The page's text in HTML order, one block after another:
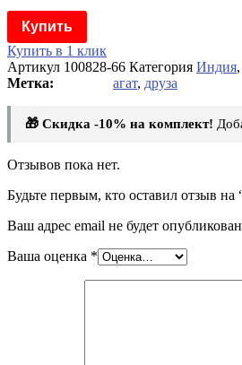
Купить
Купить в 1 клик
Артикул 100828-66 Категория Индия,
агат, друза
🎁 Скидка -10% на комплект!
Отзывов пока нет.
Будьте первым, кто оставил отзыв
Ваш адрес email не будет
Ваша оценка *